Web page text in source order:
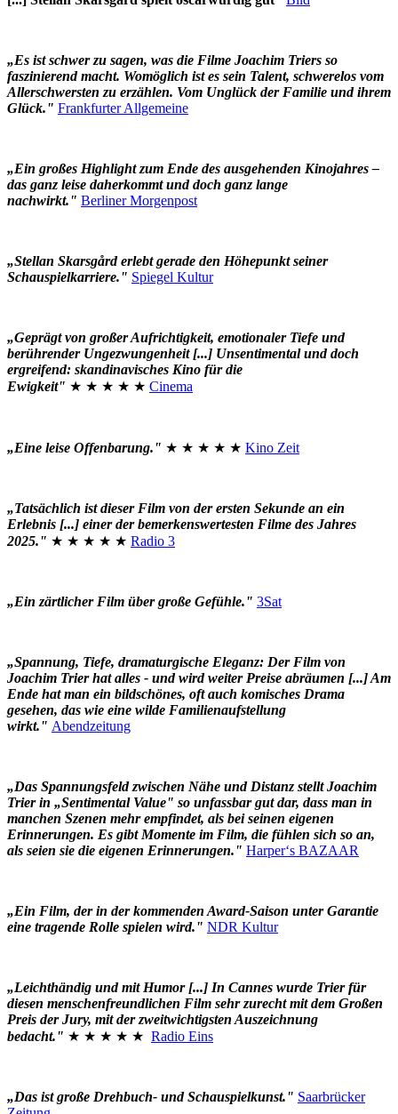
„Es ist schwer zu sagen, was die Filme Joachim Triers so
faszinierend macht. Womöglich ist es sein Talent, schwerelos vom
Allerschwersten zu erzählen. Vom Unglück der Familie und ihrem
Glück." Frankfurter Allgemeine
„Ein großes Highlight zum Ende des ausgehenden Kinojahres –
das ganz leise daherkommt und doch ganz lange
nachwirkt." Berliner Morgenpost
„Stellan Skarsgård erlebt gerade den Höhepunkt seiner
Schauspielkarriere." Spiegel Kultur
„Geprägt von großer Aufrichtigkeit, emotionaler Tiefe und
berührender Ungezwungenheit [...] Unsentimental und doch
ergreifend: skandinavisches Kino für die
Ewigkeit" ★ ★ ★ ★ ★ Cinema
„Eine leise Offenbarung." ★ ★ ★ ★ ★ Kino Zeit
„Tatsächlich ist dieser Film von der ersten Sekunde an ein
Erlebnis [...] einer der bemerkenswertesten Filme des Jahres
2025." ★ ★ ★ ★ ★ Radio 3
„Ein zärtlicher Film über große Gefühle." 3Sat
„Spannung, Tiefe, dramaturgische Eleganz: Der Film von
Joachim Trier hat alles - und wird weiter Preise abräumen [...] Am
Ende hat man ein bildschönes, oft auch komisches Drama
gesehen, das wie eine wilde Familienaufstellung
wirkt." Abendzeitung
„Das Spannungsfeld zwischen Nähe und Distanz stellt Joachim
Trier in „Sentimental Value" so unfassbar gut dar, dass man in
manchen Szenen mehr empfindet, als bei seinen eigenen
Erinnerungen. Es gibt Momente im Film, die fühlen sich so an,
als seien sie die eigenen Erinnerungen." Harper‘s BAZAAR
„Ein Film, der in der kommenden Award-Saison unter Garantie
eine tragende Rolle spielen wird." NDR Kultur
„Leichthändig und mit Humor [...] In Cannes wurde Trier für
diesen menschenfreundlichen Film sehr zurecht mit dem Großen
Preis der Jury, mit der zweitwichtigsten Auszeichnung
bedacht." ★ ★ ★ ★ ★ Radio Eins
„Das ist große Drehbuch- und Schauspielkunst." Saarbrücker